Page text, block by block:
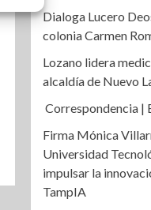
Dialoga Lucero
colonia Carmen
Lozano lidera
alcaldía de Nuevo
Correspondencia |
Firma Mónica
Universidad
impulsar la
TampIA